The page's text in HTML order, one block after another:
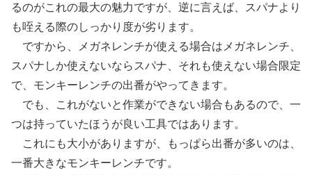
るのがこれの最大の魅力ですが、逆に言えば、スパナより
も咥える際のしっかり度が劣ります。
ですから、メガネレンチが使える場合はメガネレンチ、
スパナしか使えないならスパナ、それも使えない場合限定
で、モンキーレンチの出番がやってきます。
でも、これがないと作業ができない場合もあるので、一
つは持っていたほうが良い工具ではあります。
これにも大小がありますが、もっぱら出番が多いのは、
一番大きなモンキーレンチです。